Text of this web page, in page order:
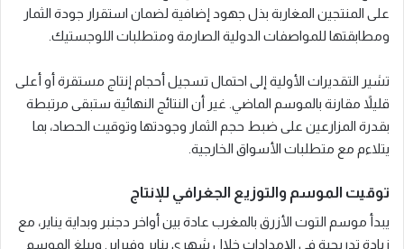
على المنتجين المغاربة بذل جهود إضافية لضمان استقرار جودة الثمار
ومطابقتها للمواصفات الدولية الصارمة ومتطلبات اللوجستيك.
تشير التقديرات الأولية إلى احتمال تسجيل أحجام إنتاج مستقرة أو أعلى
قليلاً مقارنة بالموسم الماضي. غير أن النتائج النهائية ستبقى مرتبطة
بقدرة المزارعين على ضبط حجم الثمار وجودتها وتوقيت الحصاد، بما
يتلاءم مع متطلبات الأسواق الخارجية.
توقيت الموسم والتوزيع الجغرافي للإنتاج
يبدأ موسم التوت الأزرق بالمغرب عادة بين أواخر دجنبر وبداية يناير، مع
زيادة تدريجية في الإمدادات خلال شهري يناير وفبراير. ويبلغ الموسم